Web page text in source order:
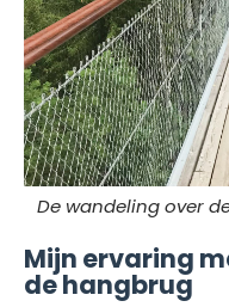
De wandeling over
Mijn ervaring
de hangbrug